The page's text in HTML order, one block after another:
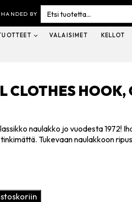
HANDED BY
Search
for:
VALAISIMET KELLOT
CLOTHES HOOK,
naulakko jo vuodesta 1972!
Tukevaan naulakkoon